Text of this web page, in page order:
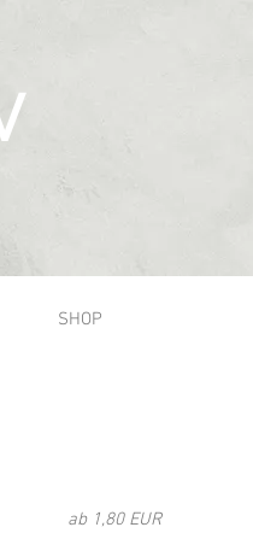
SHOP
ab 1,80 EUR